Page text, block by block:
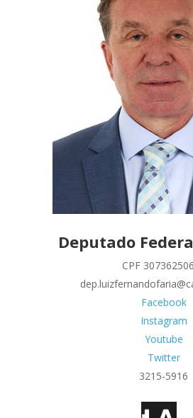
Deputado
CPF
Facebook
Instagram
Youtube
Twitter
3215-5916